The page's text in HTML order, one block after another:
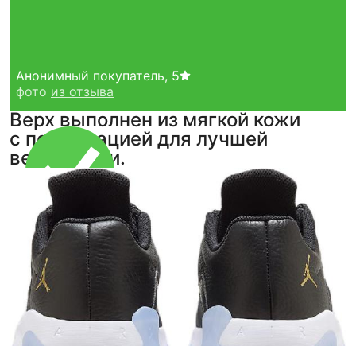
Тройная гарантия
оригинальности
Товар сертифицирован и опломбирован.
Проверяем на оригинальность
по 16 параметрам.
Если придёт подделка — вернём деньги
в трёхкратном размере.
Как мы провеяем товары
Анонимный покупатель, 5
фото из отзыва
Верх выполнен из мягкой кожи
с перфорацией для лучшей
вентиляции.